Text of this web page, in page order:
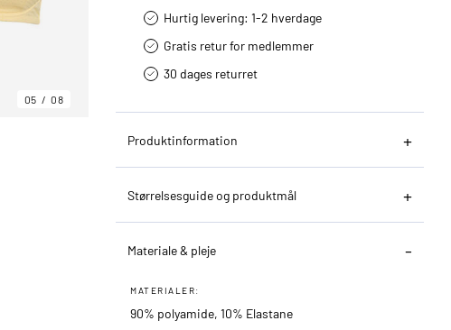
05 08
Hurtig levering­: 1-2 hverdage
Gratis retur for medlemmer
30 dages returret
Produktinformation
Størrelsesguide og produktmål
Materiale & pleje
MATERIALER:
90% polyamide, 10% Elastane